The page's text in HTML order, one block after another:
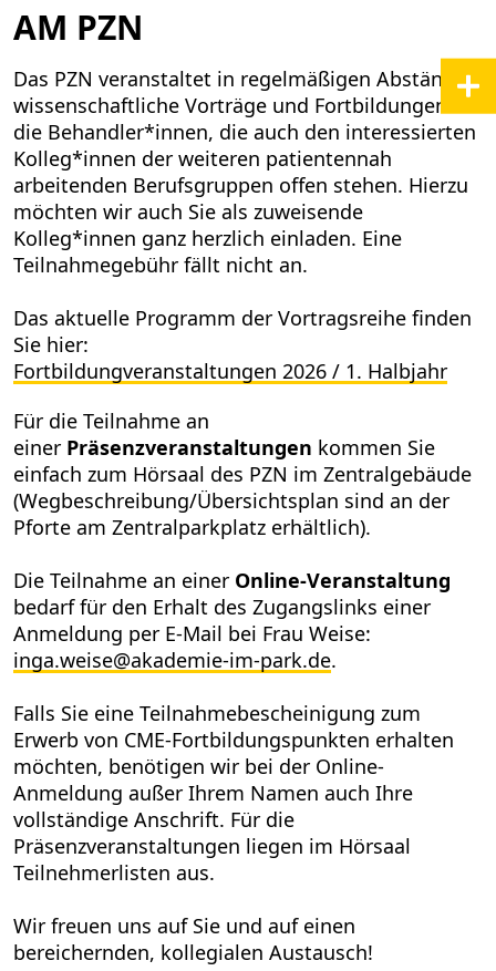
AM PZN
Das PZN veranstaltet in regelmäßigen Abständen
wissenschaftliche Vorträge und Fortbildungen für
die Behandler*innen, die auch den interessierten
Kolleg*innen der weiteren patientennah
arbeitenden Berufsgruppen offen stehen. Hierzu
möchten wir auch Sie als zuweisende
Kolleg*innen ganz herzlich einladen. Eine
Teilnahmegebühr fällt nicht an.
Das aktuelle Programm der Vortragsreihe finden
Sie hier:
Fortbildungveranstaltungen 2026 / 1. Halbjahr
Für die Teilnahme an
einer Präsenzveranstaltungen kommen Sie
einfach zum Hörsaal des PZN im Zentralgebäude
(Wegbeschreibung/Übersichtsplan sind an der
Pforte am Zentralparkplatz erhältlich).
Die Teilnahme an einer Online-Veranstaltung
bedarf für den Erhalt des Zugangslinks einer
Anmeldung per E-Mail bei Frau Weise:
inga.weise@akademie-im-park.de.
Falls Sie eine Teilnahmebescheinigung zum
Erwerb von CME-Fortbildungspunkten erhalten
möchten, benötigen wir bei der Online-
Anmeldung außer Ihrem Namen auch Ihre
vollständige Anschrift. Für die
Präsenzveranstaltungen liegen im Hörsaal
Teilnehmerlisten aus.
Wir freuen uns auf Sie und auf einen
bereichernden, kollegialen Austausch!